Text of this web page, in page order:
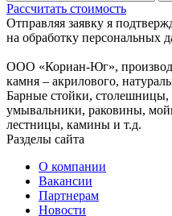
Рассчитать стоимость
Отправляя заявку я
на обработку персональных
ООО «Кориан-Юг»,
камня – акрилового,
Барные стойки, столешницы,
умывальники, раковины,
лестницы, камины и т.д.
Разделы сайта
О компании
Вакансии
Партнерам
Новости